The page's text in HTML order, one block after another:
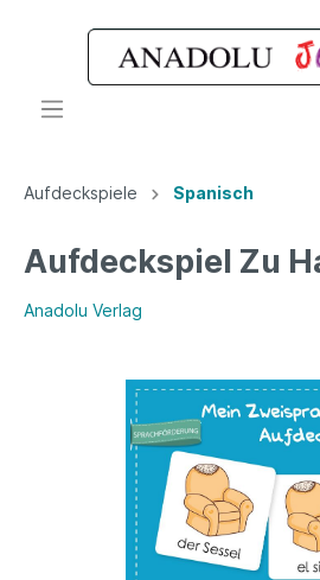
Aufdeckspiele Spanisch
Aufdeckspiel Zu
Anadolu Verlag